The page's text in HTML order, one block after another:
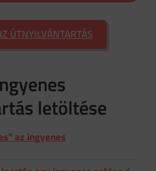
ÚTNYILVÁNTARTÁS
letöltése
az ingyenes